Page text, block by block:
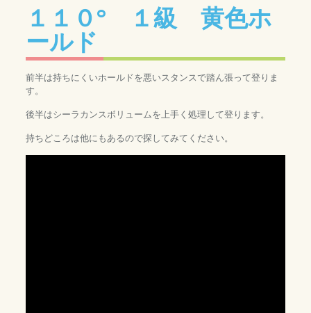
１１０° １級 黄色ホ
ールド
前半は持ちにくいホールドを悪いスタンスで踏ん張って登りま
す。
後半はシーラカンスボリュームを上手く処理して登ります。
持ちどころは他にもあるので探してみてください。